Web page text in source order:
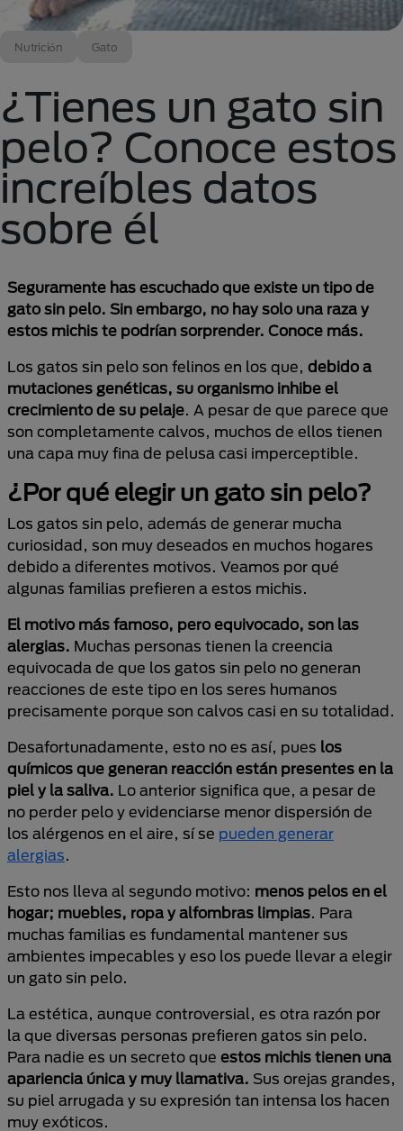
Nutrición Gato
¿Tienes un gato sin
pelo? Conoce estos
increíbles datos
sobre él
Seguramente has escuchado que existe un tipo de
gato sin pelo. Sin embargo, no hay solo una raza y
estos michis te podrían sorprender. Conoce más.
Los gatos sin pelo son felinos en los que, debido a
mutaciones genéticas, su organismo inhibe el
crecimiento de su pelaje. A pesar de que parece que
son completamente calvos, muchos de ellos tienen
una capa muy fina de pelusa casi imperceptible.
¿Por qué elegir un gato sin pelo?
Los gatos sin pelo, además de generar mucha
curiosidad, son muy deseados en muchos hogares
debido a diferentes motivos. Veamos por qué
algunas familias prefieren a estos michis.
El motivo más famoso, pero equivocado, son las
alergias. Muchas personas tienen la creencia
equivocada de que los gatos sin pelo no generan
reacciones de este tipo en los seres humanos
precisamente porque son calvos casi en su totalidad.
Desafortunadamente, esto no es así, pues los
químicos que generan reacción están presentes en la
piel y la saliva. Lo anterior significa que, a pesar de
no perder pelo y evidenciarse menor dispersión de
los alérgenos en el aire, sí se pueden generar
alergias.
Esto nos lleva al segundo motivo: menos pelos en el
hogar; muebles, ropa y alfombras limpias. Para
muchas familias es fundamental mantener sus
ambientes impecables y eso los puede llevar a elegir
un gato sin pelo.
La estética, aunque controversial, es otra razón por
la que diversas personas prefieren gatos sin pelo.
Para nadie es un secreto que estos michis tienen una
apariencia única y muy llamativa. Sus orejas grandes,
su piel arrugada y su expresión tan intensa los hacen
muy exóticos.